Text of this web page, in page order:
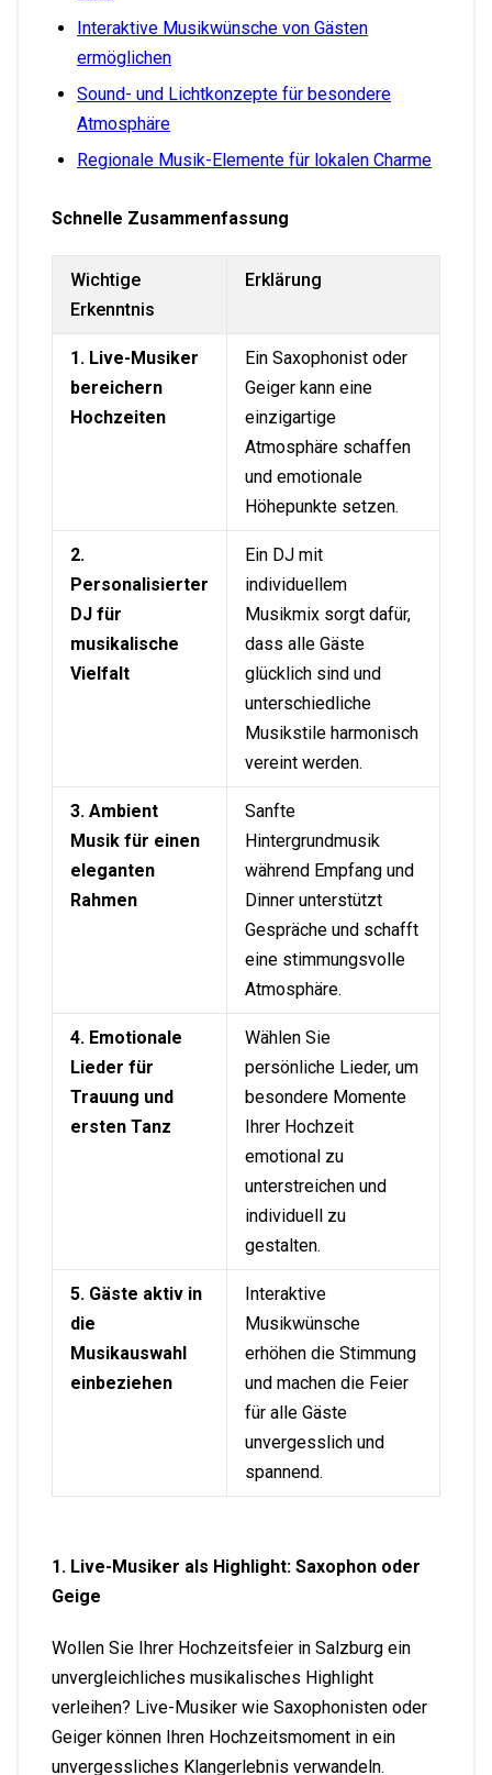
Interaktive Musikwünsche von Gästen
ermöglichen
Sound- und Lichtkonzepte für besondere
Atmosphäre
Regionale Musik-Elemente für lokalen Charme
Schnelle Zusammenfassung
Wichtige
Erkenntnis
Erklärung
1. Live-Musiker
bereichern
Hochzeiten
Ein Saxophonist oder
Geiger kann eine
einzigartige
Atmosphäre schaffen
und emotionale
Höhepunkte setzen.
2.
Personalisierter
DJ für
musikalische
Vielfalt
Ein DJ mit
individuellem
Musikmix sorgt dafür,
dass alle Gäste
glücklich sind und
unterschiedliche
Musikstile harmonisch
vereint werden.
3. Ambient
Musik für einen
eleganten
Rahmen
Sanfte
Hintergrundmusik
während Empfang und
Dinner unterstützt
Gespräche und schafft
eine stimmungsvolle
Atmosphäre.
4. Emotionale
Lieder für
Trauung und
ersten Tanz
Wählen Sie
persönliche Lieder, um
besondere Momente
Ihrer Hochzeit
emotional zu
unterstreichen und
individuell zu
gestalten.
5. Gäste aktiv in
die
Musikauswahl
einbeziehen
Interaktive
Musikwünsche
erhöhen die Stimmung
und machen die Feier
für alle Gäste
unvergesslich und
spannend.
1. Live-Musiker als Highlight: Saxophon oder
Geige
Wollen Sie Ihrer Hochzeitsfeier in Salzburg ein
unvergleichliches musikalisches Highlight
verleihen? Live-Musiker wie Saxophonisten oder
Geiger können Ihren Hochzeitsmoment in ein
unvergessliches Klangerlebnis verwandeln.